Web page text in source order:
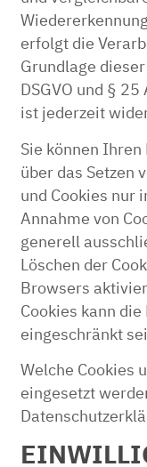
erfolgt die
Grundlage
DSGVO und §
ist jederzeit
Sie können
über das Setzen
und Cookies nur
Annahme von
generell
Löschen der
Browsers
Cookies kann
eingeschränkt
Welche Cookies
eingesetzt